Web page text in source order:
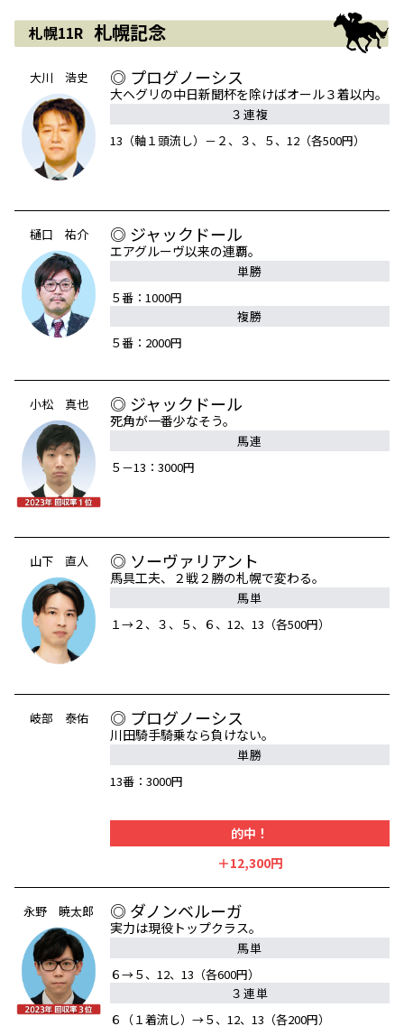
札幌11R 札幌記念
大川 浩史 ◎ プログノーシス
大ヘグリの中日新聞杯を除けばオール３着以内。
３連複
13（軸１頭流し）－２、３、５、12（各500円）
樋口 祐介 ◎ ジャックドール
エアグルーヴ以来の連覇。
単勝
５番：1000円
複勝
５番：2000円
小松 真也 ◎ ジャックドール
死角が一番少なそう。
馬連
５－13：3000円
山下 直人 ◎ ソーヴァリアント
馬具工夫、２戦２勝の札幌で変わる。
馬単
１→２、３、５、６、12、13（各500円）
岐部 泰佑 ◎ プログノーシス
川田騎手騎乗なら負けない。
単勝
13番：3000円
的中！
＋12,300円
永野 暁太郎 ◎ ダノンベルーガ
実力は現役トップクラス。
馬単
６→５、12、13（各600円）
３連単
６（１着流し）→５、12、13（各200円）